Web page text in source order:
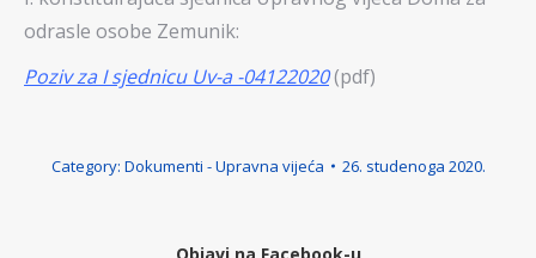
odrasle osobe Zemunik:
Poziv za I sjednicu Uv-a -04122020(pdf)
Category: Dokumenti - Upravna vijeća 26. studenoga 2020.